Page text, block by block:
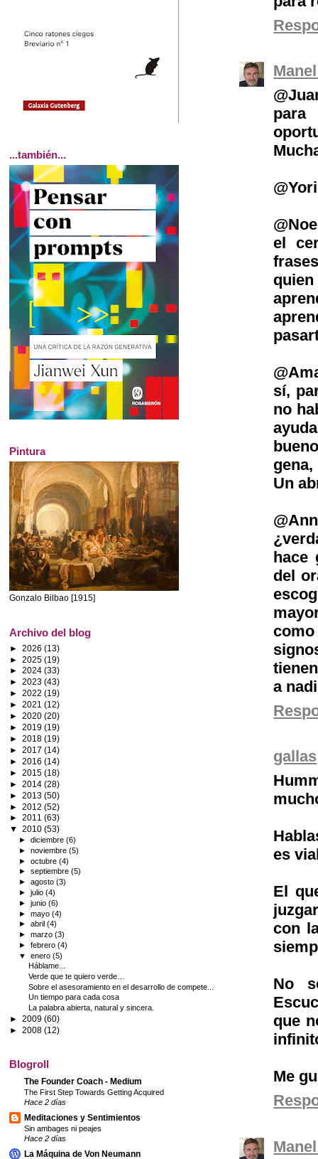
el
sí,
no
Un
hace
del
a
gallas
es
El
con
No
que
Me
...también...
Pintura
Gonzalo Bilbao [1915]
Archivo del blog
► 2026 (13)
► 2025 (19)
► 2024 (33)
► 2023 (43)
► 2022 (19)
► 2021 (12)
► 2020 (20)
► 2019 (19)
► 2018 (19)
► 2017 (14)
► 2016 (14)
► 2015 (18)
► 2014 (28)
► 2013 (50)
► 2012 (52)
► 2011 (63)
▼ 2010 (53)
►diciembre(6)
►noviembre(5)
►octubre(4)
►septiembre(5)
►agosto(3)
►julio(4)
►junio(6)
►mayo(4)
►abril(4)
►marzo(3)
►febrero(4)
▼enero(5)
Háblame...
Verde que te quiero verde…
Sobre el asesoramiento en el desarrollo de compete...
Un tiempo para cada cosa
La palabra abierta, natural y sincera.
► 2009 (60)
► 2008 (12)
Blogroll
The Founder Coach - Medium
The First Step Towards Getting Acquired
Hace 2 días
Meditaciones y Sentimientos
Sin ambages ni peajes
Hace 2 días
La Máquina de Von Neumann